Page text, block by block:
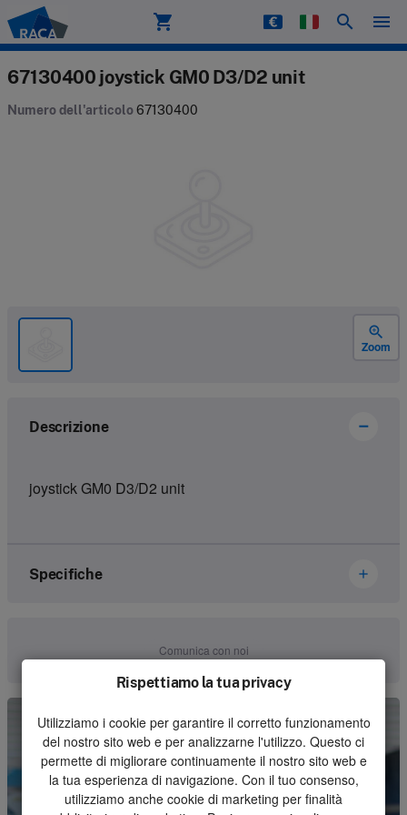
Raca shopping_cart search menu
67130400 joystick GM0 D3/D2 unit
Numero dell'articolo67130400
zoom_in
Zoom
Descrizione
joystick GM0 D3/D2 unit
Specifiche
Numero dell'articolo
67130400
Unità
Pezzo
Quantità minima d'ordine
1
Comunica con noi
Rispettiamo la tua privacy
Utilizziamo i cookie per garantire il corretto funzionamento
del nostro sito web e per analizzarne l'utilizzo. Questo ci
permette di migliorare continuamente il nostro sito web e
la tua esperienza di navigazione. Con il tuo consenso,
utilizziamo anche cookie di marketing per finalità